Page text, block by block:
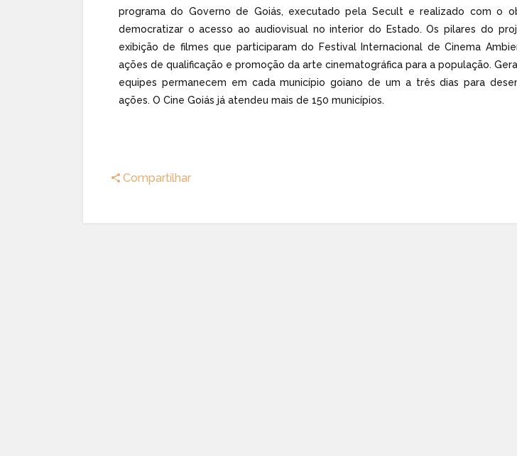
programa do Governo de Goiás, executado pela Secult e realizado com o
democratizar o acesso ao audiovisual no interior do Estado. Os pilares do
exibição de filmes que participaram do Festival Internacional de Cinema
ações de qualificação e promoção da arte cinematográfica para a população.
equipes permanecem em cada município goiano de um a três dias para
ações. O Cine Goiás já atendeu mais de 150 municípios.
Compartilhar